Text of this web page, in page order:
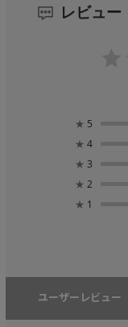
レビュー
★ 5
★ 4
★ 3
★ 2
★ 1
ユーザーレビュー